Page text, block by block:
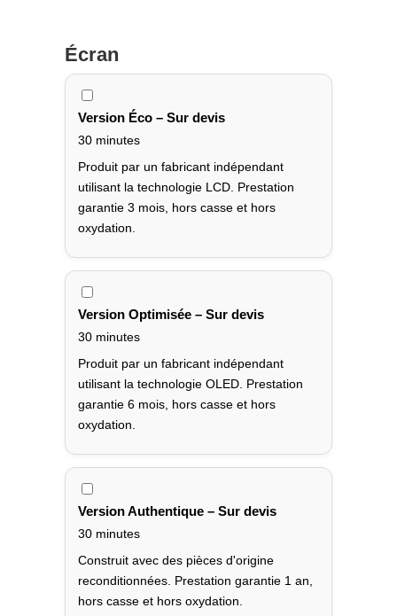
Écran
Version Éco – Sur devis
30 minutes
Produit par un fabricant indépendant
utilisant la technologie LCD. Prestation
garantie 3 mois, hors casse et hors
oxydation.
Version Optimisée – Sur devis
30 minutes
Produit par un fabricant indépendant
utilisant la technologie OLED. Prestation
garantie 6 mois, hors casse et hors
oxydation.
Version Authentique – Sur devis
30 minutes
Construit avec des pièces d'origine
reconditionnées. Prestation garantie 1 an,
hors casse et hors oxydation.